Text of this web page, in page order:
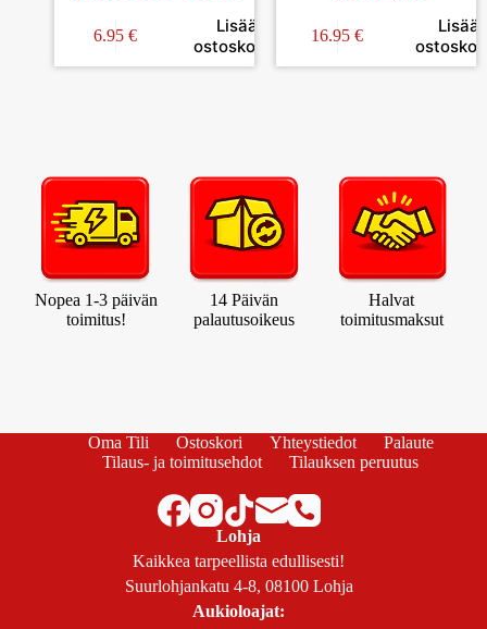
6.95 €
Lisää
ostoskoriin
16.95 €
Lisää
Nopea 1-3 päivän
toimitus!
14 Päivän
palautusoikeus
Halvat
toimitusmaksut
Oma Tili Ostoskori Yhteystiedot
Palaute
Tilaus- ja toimitusehdot
Tilauksen peruutus
Lohja
Kaikkea tarpeellista edullisesti!
Suurlohjankatu 4-8, 08100 Lohja
Aukioloajat: